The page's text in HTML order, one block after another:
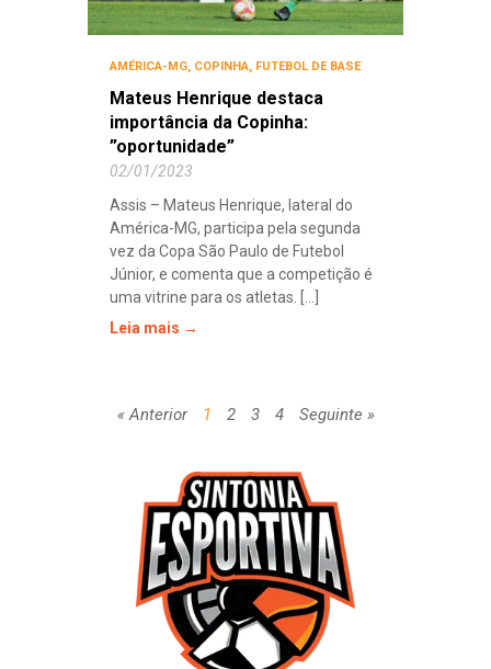
AMÉRICA-MG, COPINHA, FUTEBOL DE BASE
Mateus Henrique destaca
importância da Copinha:
”oportunidade”
02/01/2023
Assis – Mateus Henrique, lateral do
América-MG, participa pela segunda
vez da Copa São Paulo de Futebol
Júnior, e comenta que a competição é
uma vitrine para os atletas. [...]
Leia mais →
« Anterior 1 2 3 4 Seguinte »